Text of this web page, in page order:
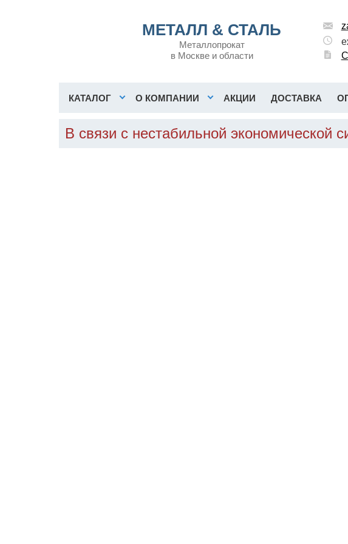
МЕТАЛЛ & СТАЛЬ
Металлопрокат
в Москве и области
КАТАЛОГ О КОМПАНИИ АКЦИИ ДОСТАВКА
В связи с нестабильной экономической